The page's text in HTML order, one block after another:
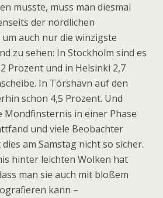
musste, muss man diesmal
der nördlichen
auch nur die winzigste
zu sehen: In Stockholm sind es
Prozent und in Helsinki 2,7
In Tórshavn auf den
schon 4,5 Prozent. Und
Mondfinsternis in einer Phase
und viele Beobachter
am Samstag nicht so sicher.
hinter leichten Wolken hat
man sie auch mit bloßem
kann –